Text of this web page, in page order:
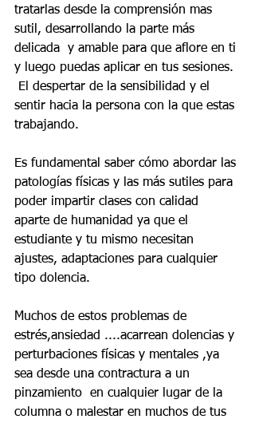
tratarlas desde la comprensión mas
sutil, desarrollando la parte más
delicada  y amable para que aflore en ti
y luego puedas aplicar en tus sesiones.
El despertar de la sensibilidad y el
sentir hacia la persona con la que estas
trabajando.
Es fundamental saber cómo abordar las
patologías físicas y las más sutiles para
poder impartir clases con calidad
aparte de humanidad ya que el
estudiante y tu mismo necesitan
ajustes, adaptaciones para cualquier
tipo dolencia.
Muchos de estos problemas de
estrés,ansiedad ....acarrean dolencias y
perturbaciones físicas y mentales ,ya
sea desde una contractura a un
pinzamiento  en cualquier lugar de la
columna o malestar en muchos de tus